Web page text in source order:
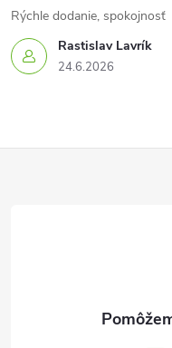
Rastislav Lavrík
24.6.2026
Rýchle dodanie, spokojnosť